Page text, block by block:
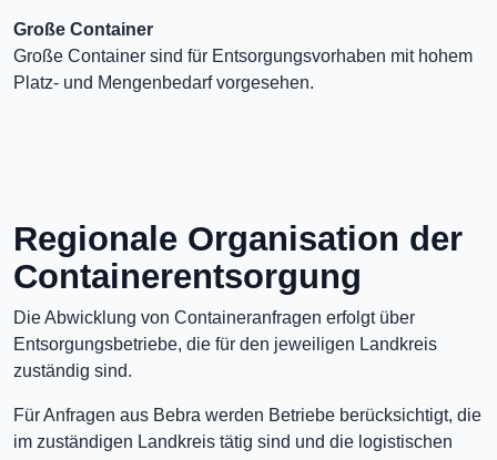
Große Container
Große Container sind für Entsorgungsvorhaben mit hohem
Platz- und Mengenbedarf vorgesehen.
Regionale Organisation der
Containerentsorgung
Die Abwicklung von Containeranfragen erfolgt über
Entsorgungsbetriebe, die für den jeweiligen Landkreis
zuständig sind.
Für Anfragen aus Bebra werden Betriebe berücksichtigt, die
im zuständigen Landkreis tätig sind und die logistischen